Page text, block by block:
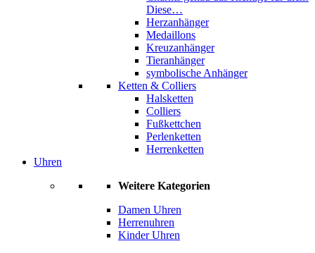
Diese…
Herzanhänger
Medaillons
Kreuzanhänger
Tieranhänger
symbolische Anhänger
Ketten & Colliers
Halsketten
Colliers
Fußkettchen
Perlenketten
Herrenketten
Uhren
Weitere Kategorien
Damen Uhren
Herrenuhren
Kinder Uhren